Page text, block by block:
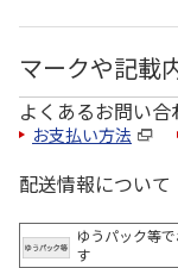
マークや記載
よくあるお問い合
お支払い方法
配送情報について
ゆうパック等
す